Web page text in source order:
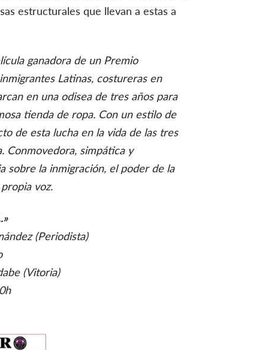
estructurales que llevan a estas a
ganadora de un Premio
Latinas, costureras en
en una odisea de tres años para
tienda de ropa. Con un estilo de
de esta lucha en la vida de las tres
Conmovedora, simpática y
sobre la inmigración, el poder de la
voz.
(Periodista)
(Vitoria)